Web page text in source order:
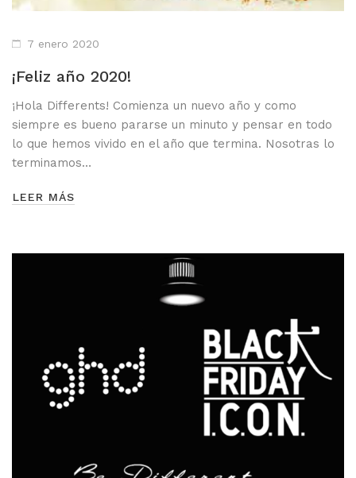
7 enero 2020
¡Feliz año 2020!
¡Hola Differents! Comienza un nuevo año y como
siempre es bueno pararse un minuto y pensar en todo
lo que hemos vivido en el año que termina. Nosotras lo
terminamos…
LEER MÁS